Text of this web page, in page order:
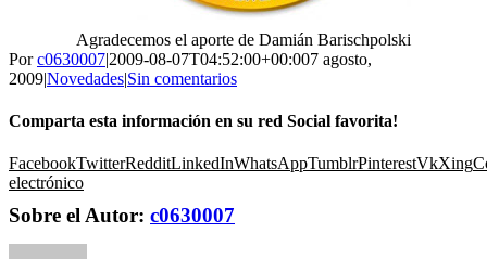
Agradecemos el aporte de Damián Barischpolski
Porc0630007|2009-08-07T04:52:00+00:007 agosto,
2009|Novedades|Sin comentarios
Comparta esta información en su red Social favorita!
FacebookTwitterRedditLinkedInWhatsAppTumblrPinterestVkXing
electrónico
Sobre el Autor: c0630007